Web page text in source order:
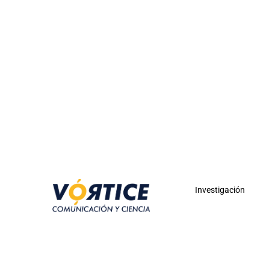
Investigación